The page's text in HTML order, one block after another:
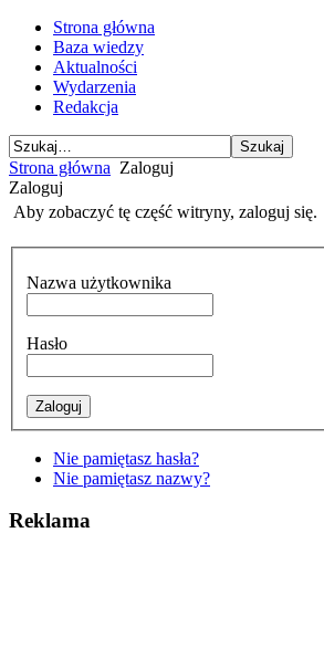
Strona główna
Baza wiedzy
Aktualności
Wydarzenia
Redakcja
Strona główna Zaloguj
Zaloguj
Aby zobaczyć tę część witryny, zaloguj się.
Nazwa użytkownika
Hasło
Nie pamiętasz hasła?
Nie pamiętasz nazwy?
Reklama